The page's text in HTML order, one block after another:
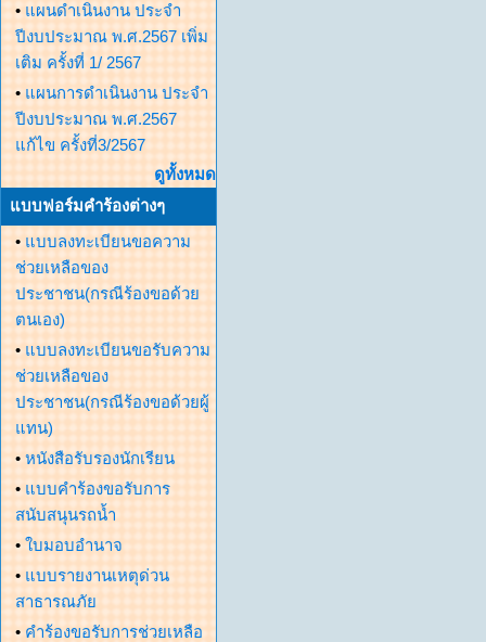
• แผนดำเนินงาน ประจำ
ปีงบประมาณ พ.ศ.2567 เพิ่ม
เติม ครั้งที่ 1/ 2567
• แผนการดำเนินงาน ประจำ
ปีงบประมาณ พ.ศ.2567
แก้ไข ครั้งที่3/2567
ดูทั้งหมด
แบบฟอร์มคำร้องต่างๆ
• แบบลงทะเบียนขอความ
ช่วยเหลือของ
ประชาชน(กรณีร้องขอด้วย
ตนเอง)
• แบบลงทะเบียนขอรับความ
ช่วยเหลือของ
ประชาชน(กรณีร้องขอด้วยผู้
แทน)
• หนังสือรับรองนักเรียน
• แบบคำร้องขอรับการ
สนับสนุนรถน้ำ
• ใบมอบอำนาจ
• แบบรายงานเหตุด่วน
สาธารณภัย
• คำร้องขอรับการช่วยเหลือ